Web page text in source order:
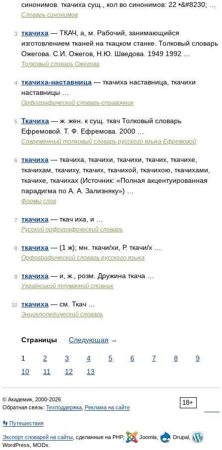
синонимов. ткачиха сущ., кол во синонимов: 22 •&#8230; …
Словарь синонимов
3 ткачиха — ТКАЧ, а, м. Рабочий, занимающийся
изготовлением тканей на ткацком станке. Толковый словарь
Ожегова. С.И. Ожегов, Н.Ю. Шведова. 1949 1992 …
Толковый словарь Ожегова
4 ткачиха-наставница — ткачиха наставница, ткачихи
наставницы …
Орфографический словарь-справочник
5 Ткачиха — ж. жен. к сущ. ткач Толковый словарь
Ефремовой. Т. Ф. Ефремова. 2000 …
Современный толковый словарь русского языка Ефремовой
6 ткачиха — ткачиха, ткачихи, ткачихи, ткачих, ткачихе,
ткачихам, ткачиху, ткачих, ткачихой, ткачихою, ткачихами,
ткачихе, ткачихах (Источник: «Полная акцентуированная
парадигма по А. А. Зализняку») …
Формы слов
7 ткачиха — ткач иха, и …
Русский орфографический словарь
8 ткачиха — (1 ж); мн. ткачи/хи, Р. ткачи/х …
Орфографический словарь русского языка
9 ткачиха — и, ж., розм. Дружина ткача …
Український тлумачний словник
10 ткачиха — см. Ткач …
Энциклопедический словарь
Страницы Следующая →
1 2 3 4 5 6 7 8
9
10
11 12 13
18+
© Академик, 2000-2026
Обратная связь: Техподдержка Реклама на сайте
👣 Путешествия
Экспорт словарей на сайты , сделанные на PHP, Joomla,
Drupal,
WordPress, MODx.